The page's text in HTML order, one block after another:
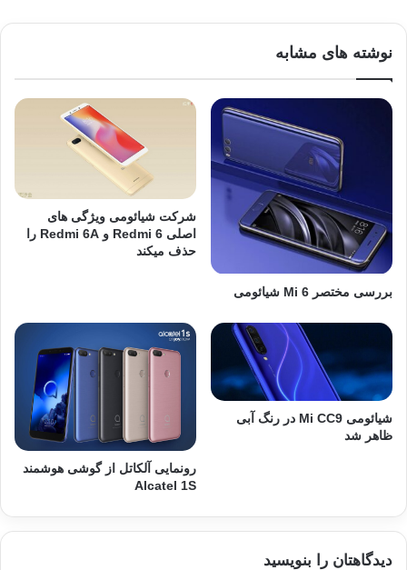
نوشته های مشابه
بررسی مختصر Mi 6 شیائومی
شرکت شیائومی ویژگی های
اصلی Redmi 6 و Redmi 6A را
حذف میکند
شیائومی Mi CC9 در رنگ آبی
ظاهر شد
رونمایی آلکاتل از گوشی هوشمند
Alcatel 1S
دیدگاهتان را بنویسید